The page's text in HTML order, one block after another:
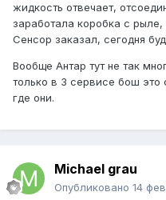
жидкость отвечает,
заработала коробка с
Сенсор заказал, сегодня
Вообще Антар тут не так
только в 3 сервисе бош
где они.
Michael grau
Опубликовано 14